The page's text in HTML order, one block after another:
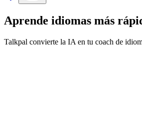
Aprende idiomas más
Talkpal convierte la IA en tu coach de